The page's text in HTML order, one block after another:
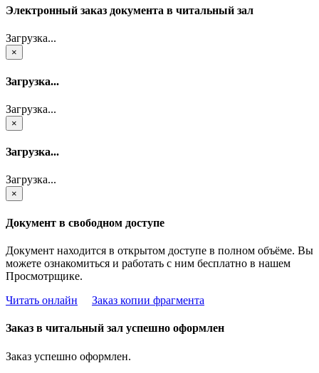
Электронный заказ документа в читальный зал
Загрузка...
×
Загрузка...
Загрузка...
×
Загрузка...
Загрузка...
×
Документ в свободном доступе
Документ находится в открытом доступе в полном объёме. Вы
можете ознакомиться и работать с ним бесплатно в нашем
Просмотрщике.
Читать онлайн
Заказ копии фрагмента
Заказ в читальный зал успешно оформлен
Заказ успешно оформлен.